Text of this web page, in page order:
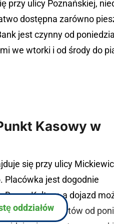
przy ulicy Poznańskiej,
dostępna zarówno
jest czynny od
we wtorki i od środy do
Kasowy w
się przy ulicy
Placówka jest dogodnie
Domu Kultury, a dojazd
obsługuje klientów od
oddziałów